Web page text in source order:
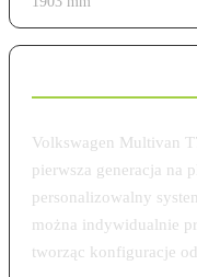
Volkswagen Multivan
pierwsza generacja na
personalizowalny
można indywidualnie
tworząc konfiguracje